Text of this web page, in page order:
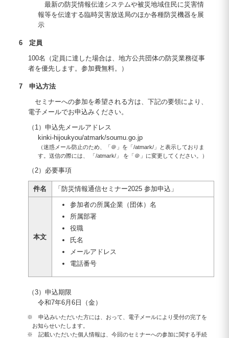
最新の防災情報伝達システムや被災地域住民に災害情
報等を伝達する臨時災害放送局のほか各種防災機器を展
示
6 定員
100名（定員に達した場合は、地方公共団体の防災業務従事
者を優先します。参加費無料。）
7 申込方法
セミナーへの参加を希望される方は、下記の要領により、
電子メールでお申込みください。
（1）申込先メールアドレス
kinki-hijoukyou/atmark/soumu.go.jp
（迷惑メール防止のため、「＠」を「/atmark/」と表示しておりま
す。送信の際には、 「/atmark/」 を「＠」に変更してください。）
（2）必要事項
件名 「防災情報通信セミナー2025 参加申込」
本文
参加者の所属企業（団体）名
所属部署
役職
氏名
メールアドレス
電話番号
（3）申込期限
令和7年6月6日（金）
※ 申込みいただいた方には、おって、電子メールにより受付の完了を
お知らせいたします。
※ 記載いただいた個人情報は、今回のセミナーへの参加に関する手続